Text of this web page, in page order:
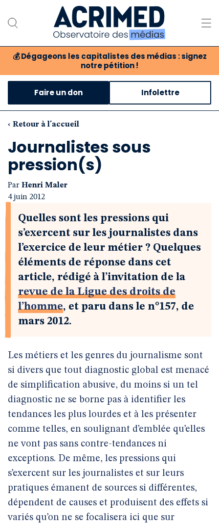
💰 Dégageons les capitalistes des médias : signez
notre pétition !
Notre association
Notre critique des médias
Nos propositions
Notre revue
Boutique
Faire un don Infolettre
‹ Retour à l'accueil
Journalistes sous
pression(s)
Par Henri Maler
4 juin 2012
Quelles sont les pressions qui
s’exercent sur les journalistes dans
l’exercice de leur métier ? Quelques
éléments de réponse dans cet
article, rédigé à l’invitation de la
revue de la Ligue des droits de
l’homme, et paru dans le n°157, de
mars 2012.
Les métiers et les genres du journalisme sont
si divers que tout diagnostic global est menacé
de simplification abusive, du moins si un tel
diagnostic ne se borne pas à identifier les
tendances les plus lourdes et à les présenter
comme telles, en soulignant d’emblée qu’elles
ne vont pas sans contre-tendances ni
exceptions. De même, les pressions qui
s’exercent sur les journalistes et sur leurs
pratiques émanent de sources si différentes,
dépendent de causes et produisent des effets si
variés qu’on ne se focalisera ici que sur